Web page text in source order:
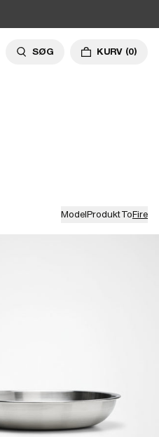
SØG KURV (0)
ModelProduktToFire